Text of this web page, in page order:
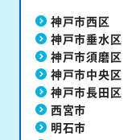
神戸市西区
神戸市垂水区
神戸市須磨区
神戸市中央区
神戸市長田区
西宮市
明石市